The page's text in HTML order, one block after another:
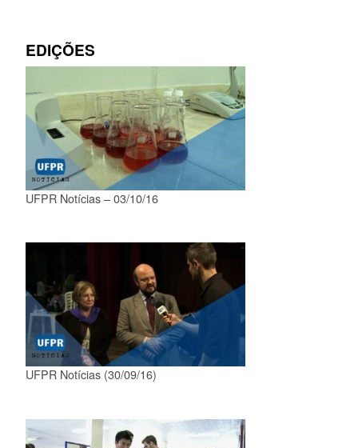
EDIÇÕES
UFPR Notícias – 03/10/16
UFPR Notícias (30/09/16)